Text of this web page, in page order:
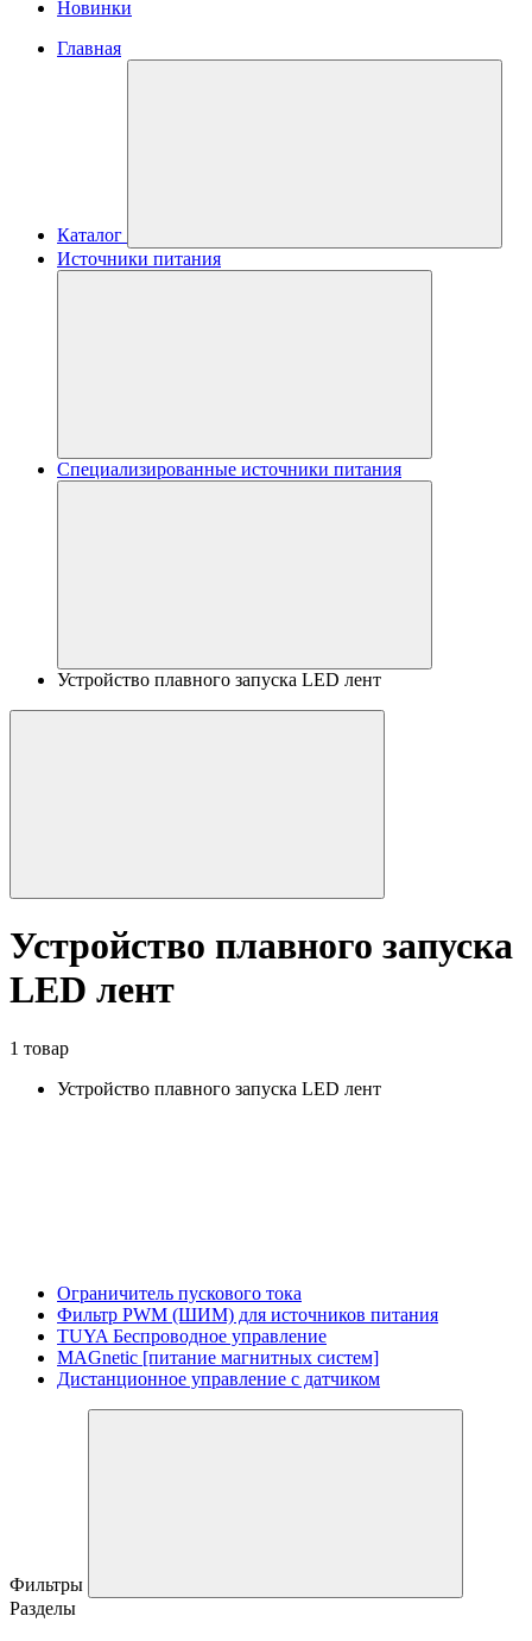
Новинки
Главная
Каталог
Источники питания
Специализированные источники питания
Устройство плавного запуска LED лент
Устройство плавного запуска
LED лент
1 товар
Устройство плавного запуска LED лент
Ограничитель пускового тока
Фильтр PWM (ШИМ) для источников питания
TUYA Беспроводное управление
MAGnetic [питание магнитных систем]
Дистанционное управление с датчиком
Фильтры
Разделы